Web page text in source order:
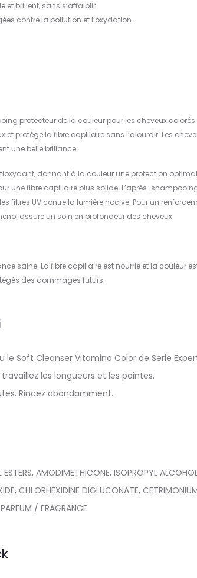
et brillent, sans s’affaiblir.
contre la pollution et l’oxydation.
protecteur de la couleur pour les cheveux
protège la fibre capillaire sans l’alourdir. Les
une belle brillance.
donnant à la couleur une protection
une fibre capillaire plus solide. L’après-
filtres UV contre la lumière nocive. Pour un
assure un soin en profondeur des cheveux.
saine. La fibre capillaire est nourrie et la couleur
des dommages futurs.
le Soft Cleanser Vitamino Color de Serie
les longueurs et les pointes.
Rincez abondamment.
AMODIMETHICONE, ISOPROPYL
CHLORHEXIDINE DIGLUCONATE,
/ FRAGRANCE